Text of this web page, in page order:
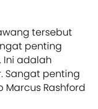
tersebut
penting
Ini adalah
Sangat penting
Marcus Rashford